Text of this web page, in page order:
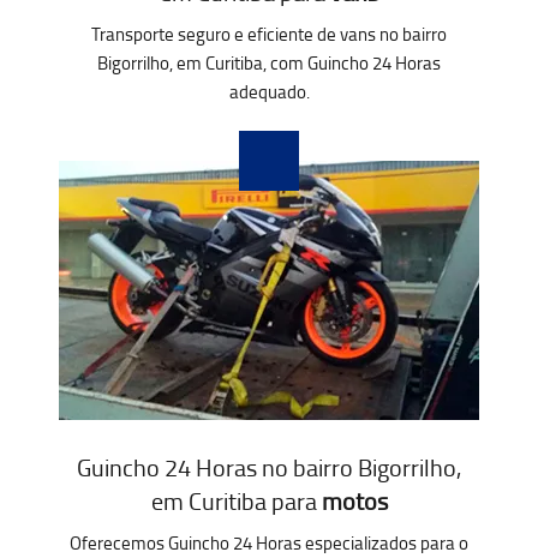
Transporte seguro e eficiente de vans no bairro
Bigorrilho, em Curitiba, com Guincho 24 Horas
adequado.
Guincho 24 Horas no bairro Bigorrilho,
em Curitiba paramotos
Oferecemos Guincho 24 Horas especializados para o